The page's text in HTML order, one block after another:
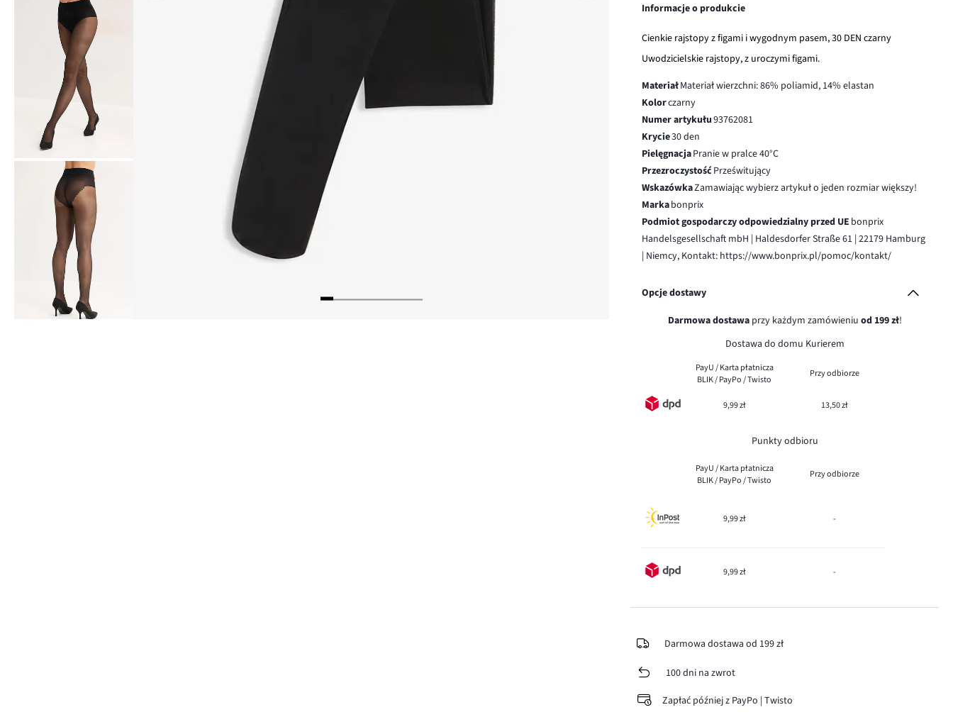
Informacje o produkcie
Cienkie rajstopy z figami i wygodnym pasem, 30 DEN czarny
Uwodzicielskie rajstopy, z uroczymi figami.
MateriałMateriał wierzchni: 86% poliamid, 14% elastan
Kolorczarny
Numer artykułu93762081
Krycie30 den
PielęgnacjaPranie w pralce 40°C
PrzezroczystośćPrześwitujący
WskazówkaZamawiając wybierz artykuł o jeden rozmiar większy!
Markabonprix
Podmiot gospodarczy odpowiedzialny przed UE bonprix
Handelsgesellschaft mbH | Haldesdorfer Straße 61 | 22179 Hamburg
| Niemcy, Kontakt: https://www.bonprix.pl/pomoc/kontakt/
Opcje dostawy
Darmowa dostawaprzy każdym zamówieniu od 199 zł!
Dostawa do domu Kurierem
PayU / Karta płatnicza
BLIK / PayPo / Twisto
Przy odbiorze
9,99 zł 13,50 zł
Punkty odbioru
PayU / Karta płatnicza
BLIK / PayPo / Twisto
Przy odbiorze
9,99 zł -
9,99 zł -
Darmowa dostawa od 199 zł
100 dni na zwrot
Zapłać później z PayPo | Twisto